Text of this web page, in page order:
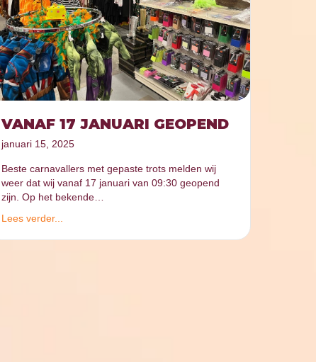
VANAF 17 JANUARI GEOPEND
januari 15, 2025
Beste carnavallers met gepaste trots melden wij
weer dat wij vanaf 17 januari van 09:30 geopend
zijn. Op het bekende…
Lees verder...